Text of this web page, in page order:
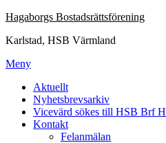
Hoppa
innehåll
Hagaborgs Bostadsrättsförening
Karlstad, HSB Värmland
Meny
Aktuellt
Nyhetsbrevsarkiv
Vicevärd sökes till HSB Brf
Kontakt
Felanmälan